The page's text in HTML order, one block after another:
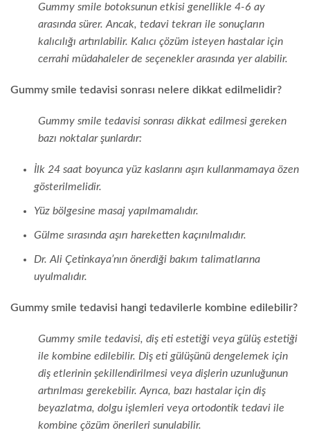
Gummy smile botoksunun etkisi genellikle 4-6 ay
arasında sürer. Ancak, tedavi tekrarı ile sonuçların
kalıcılığı artırılabilir. Kalıcı çözüm isteyen hastalar için
cerrahi müdahaleler de seçenekler arasında yer alabilir.
Gummy smile tedavisi sonrası nelere dikkat edilmelidir?
Gummy smile tedavisi sonrası dikkat edilmesi gereken
bazı noktalar şunlardır:
İlk 24 saat boyunca yüz kaslarını aşırı kullanmamaya özen
gösterilmelidir.
Yüz bölgesine masaj yapılmamalıdır.
Gülme sırasında aşırı hareketten kaçınılmalıdır.
Dr. Ali Çetinkaya’nın önerdiği bakım talimatlarına
uyulmalıdır.
Gummy smile tedavisi hangi tedavilerle kombine edilebilir?
Gummy smile tedavisi, diş eti estetiği veya gülüş estetiği
ile kombine edilebilir. Diş eti gülüşünü dengelemek için
diş etlerinin şekillendirilmesi veya dişlerin uzunluğunun
artırılması gerekebilir. Ayrıca, bazı hastalar için diş
beyazlatma, dolgu işlemleri veya ortodontik tedavi ile
kombine çözüm önerileri sunulabilir.